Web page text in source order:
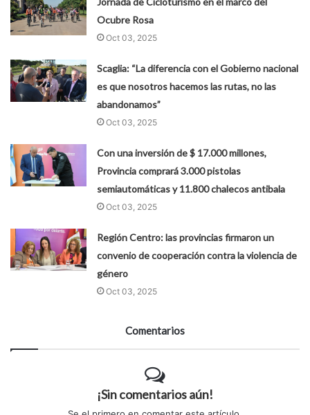
Ocubre Rosa
Oct 03, 2025
Scaglia: “La diferencia con el Gobierno nacional
es que nosotros hacemos las rutas, no las
abandonamos”
Oct 03, 2025
Con una inversión de $ 17.000 millones,
Provincia comprará 3.000 pistolas
semiautomáticas y 11.800 chalecos antibala
Oct 03, 2025
Región Centro: las provincias firmaron un
convenio de cooperación contra la violencia de
género
Oct 03, 2025
Comentarios
¡Sin comentarios aún!